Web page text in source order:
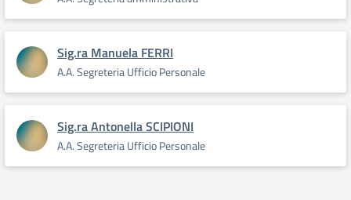
Sig.ra Manuela FERRI
A.A. Segreteria Ufficio Personale
Sig.ra Antonella SCIPIONI
A.A. Segreteria Ufficio Personale